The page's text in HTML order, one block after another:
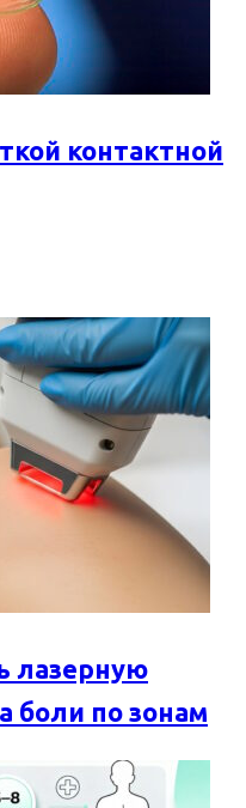
контактной
лазерную
боли по зонам